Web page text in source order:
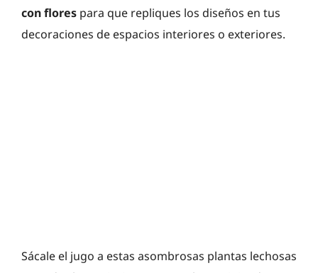
con flores para que repliques los diseños en tus
decoraciones de espacios interiores o exteriores.
Sácale el jugo a estas asombrosas plantas lechosas